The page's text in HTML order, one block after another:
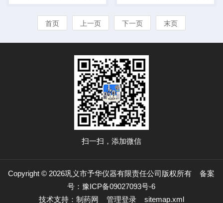
首页 上一页 下一页 末页
扫一扫，添加微信
Copyright © 2026巩义市予华仪器有限责任公司版权所有备案
号：豫ICP备09027093号-6
技术支持： 制药网 管理登录 sitemap.xml